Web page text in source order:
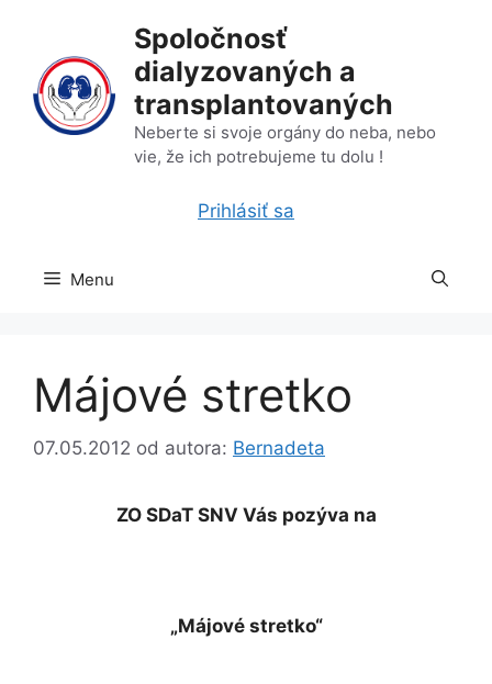
obsah
Spoločnosť
dialyzovaných a
transplantovaných
Neberte si svoje orgány do neba, nebo
vie, že ich potrebujeme tu dolu !
Prihlásiť sa
Menu
Májové stretko
07.05.2012 od autora: Bernadeta
ZO SDaT SNV Vás pozýva na
„Májové stretko“